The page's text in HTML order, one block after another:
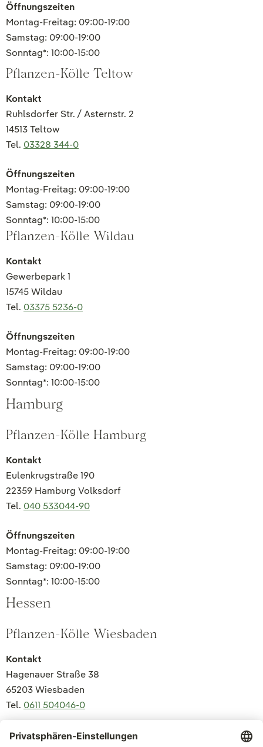
Öffnungszeiten
Montag-Freitag: 09:00-19:00
Samstag: 09:00-19:00
Sonntag*: 10:00-15:00
Pflanzen-Kölle Teltow
Kontakt
Ruhlsdorfer Str. / Asternstr. 2
14513 Teltow
Tel. 03328 344-0
Öffnungszeiten
Montag-Freitag: 09:00-19:00
Samstag: 09:00-19:00
Sonntag*: 10:00-15:00
Pflanzen-Kölle Wildau
Kontakt
Gewerbepark 1
15745 Wildau
Tel. 03375 5236-0
Öffnungszeiten
Montag-Freitag: 09:00-19:00
Samstag: 09:00-19:00
Sonntag*: 10:00-15:00
Hamburg
Pflanzen-Kölle Hamburg
Kontakt
Eulenkrugstraße 190
22359 Hamburg Volksdorf
Tel. 040 533044-90
Öffnungszeiten
Montag-Freitag: 09:00-19:00
Samstag: 09:00-19:00
Sonntag*: 10:00-15:00
Hessen
Pflanzen-Kölle Wiesbaden
Kontakt
Hagenauer Straße 38
65203 Wiesbaden
Tel. 0611 504046-0
Öffnungszeiten